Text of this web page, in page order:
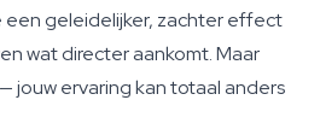
een geleidelijker, zachter effect
wat directer aankomt. Maar
jouw ervaring kan totaal anders